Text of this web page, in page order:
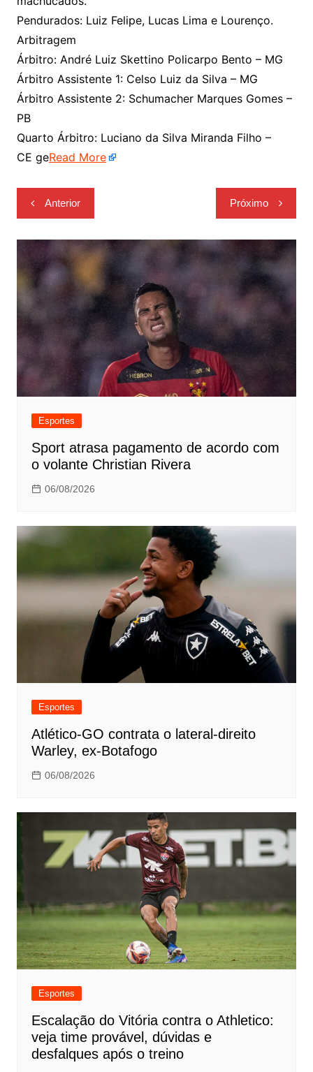
Pendurados: Luiz Felipe, Lucas Lima e Lourenço.
Arbitragem
Árbitro: André Luiz Skettino Policarpo Bento – MG
Árbitro Assistente 1: Celso Luiz da Silva – MG
Árbitro Assistente 2: Schumacher Marques Gomes –
PB
Quarto Árbitro: Luciano da Silva Miranda Filho –
CE geRead More
Navegação
de
Post
Anterior Próximo
Esportes
Sport atrasa pagamento de acordo com
o volante Christian Rivera
06/08/2026
Esportes
Atlético-GO contrata o lateral-direito
Warley, ex-Botafogo
06/08/2026
Esportes
Escalação do Vitória contra o Athletico:
veja time provável, dúvidas e
desfalques após o treino